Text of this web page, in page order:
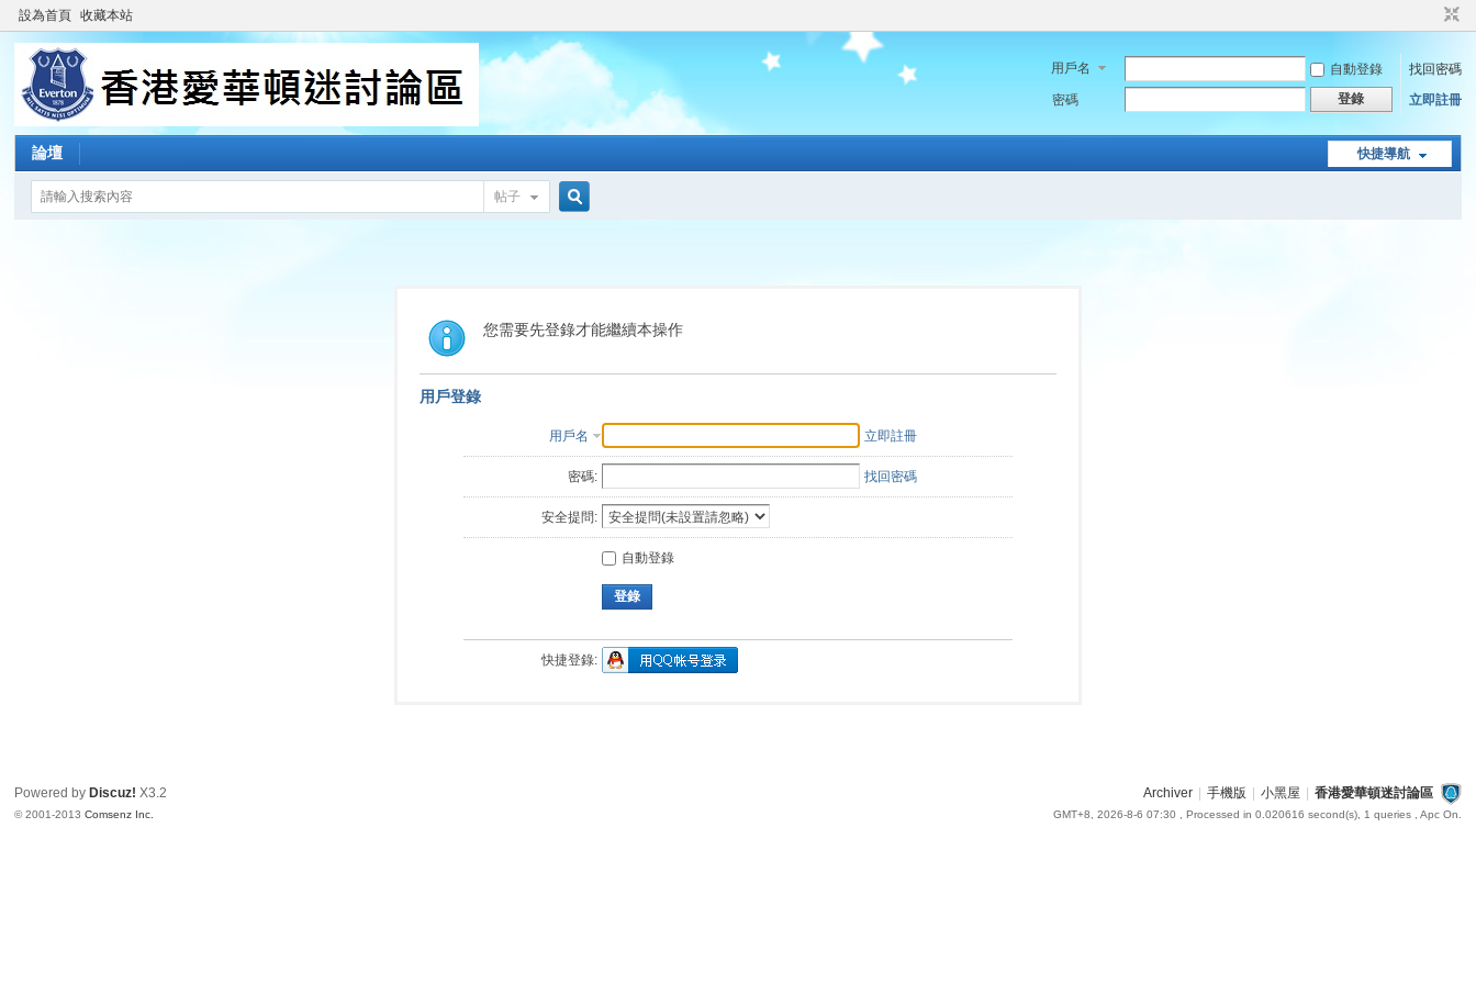
設為首頁 收藏本站
用戶名 自動登錄
找回密碼
密碼
登錄 立即註冊
快捷導航
論壇
帖子
索
您需要先登錄才能繼續本操作
用戶登錄
用戶名 立即註冊
密碼: 找回密碼
安全提問:
自動登錄
登錄
快捷登錄:
Archiver 手機版 小黑屋 香港愛華頓迷討論區
GMT+8, 2026-8-6 07:30 , Processed in 0.020616 second(s), 1 queries , Apc On.
Powered by Discuz! X3.2
© 2001-2013Comsenz Inc.